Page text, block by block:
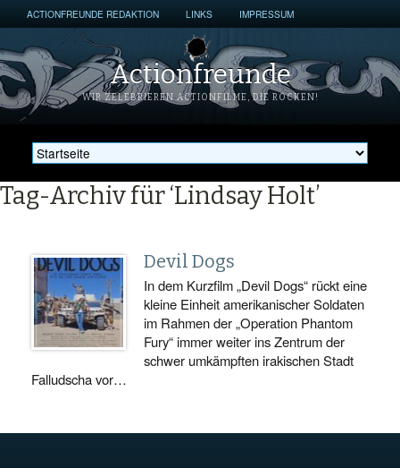
ACTIONFREUNDE REDAKTION LINKS IMPRESSUM
Actionfreunde
WIR ZELEBRIEREN ACTIONFILME, DIE ROCKEN!
Tag-Archiv für ‘Lindsay Holt’
Devil Dogs
In dem Kurzfilm „Devil Dogs“ rückt eine
kleine Einheit amerikanischer Soldaten
im Rahmen der „Operation Phantom
Fury“ immer weiter ins Zentrum der
schwer umkämpften irakischen Stadt
Falludscha vor…